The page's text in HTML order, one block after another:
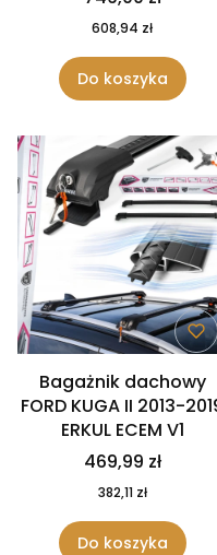
608,94 zł
Do koszyka
Bagażnik dachowy
FORD KUGA II 2013-
ERKUL ECEM V1
469,99 zł
382,11 zł
Do koszyka